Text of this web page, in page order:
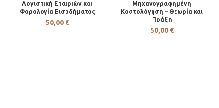
Λογιστική Εταιριών και
Φορολογία Εισοδήματος
50,00 €
Μηχανογραφημένη
Κοστολόγηση – Θεωρία και
Πράξη
50,00 €